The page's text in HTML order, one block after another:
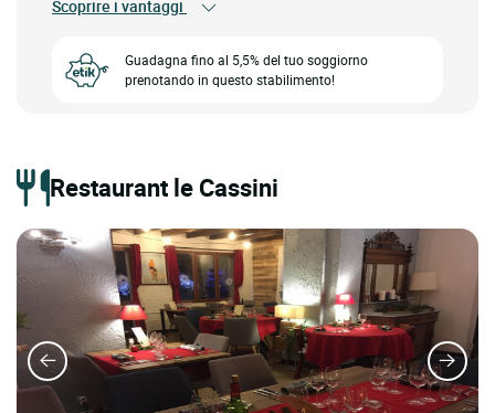
Scoprire i vantaggi
Guadagna fino al 5,5% del tuo soggiorno
prenotando in questo stabilimento!
Restaurant le Cassini